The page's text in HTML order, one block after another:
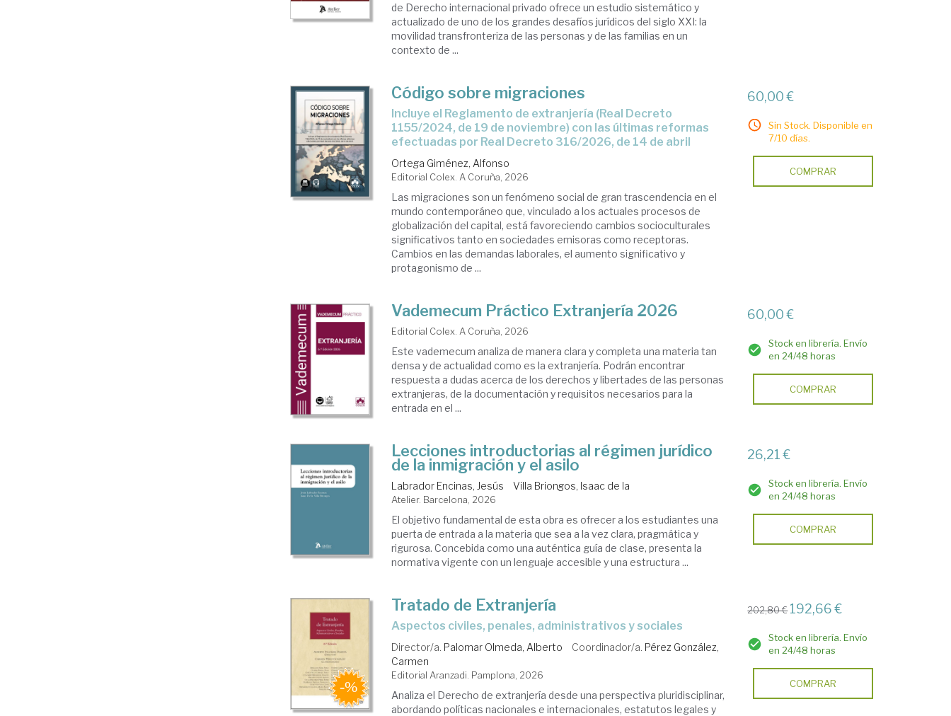
de Derecho internacional privado ofrece un estudio sistemático y
actualizado de uno de los grandes desafíos jurídicos del siglo XXI: la
movilidad transfronteriza de las personas y de las familias en un
contexto de ...
Código sobre migraciones
Incluye el Reglamento de extranjería (Real Decreto
1155/2024, de 19 de noviembre) con las últimas reformas
efectuadas por Real Decreto 316/2026, de 14 de abril
Ortega Giménez, Alfonso
Editorial Colex. A Coruña, 2026
Las migraciones son un fenómeno social de gran trascendencia en el
mundo contemporáneo que, vinculado a los actuales procesos de
globalización del capital, está favoreciendo cambios socioculturales
significativos tanto en sociedades emisoras como receptoras.
Cambios en las demandas laborales, el aumento significativo y
protagonismo de ...
60,00 €
Sin Stock. Disponible en
7/10 días.
COMPRAR
Vademecum Práctico Extranjería 2026
Editorial Colex. A Coruña, 2026
Este vademecum analiza de manera clara y completa una materia tan
densa y de actualidad como es la extranjería. Podrán encontrar
respuesta a dudas acerca de los derechos y libertades de las personas
extranjeras, de la documentación y requisitos necesarios para la
entrada en el ...
60,00 €
Stock en librería. Envío
en 24/48 horas
COMPRAR
Lecciones introductorias al régimen jurídico
de la inmigración y el asilo
Labrador Encinas, Jesús Villa Briongos, Isaac de la
Atelier. Barcelona, 2026
El objetivo fundamental de esta obra es ofrecer a los estudiantes una
puerta de entrada a la materia que sea a la vez clara, pragmática y
rigurosa. Concebida como una auténtica guía de clase, presenta la
normativa vigente con un lenguaje accesible y una estructura ...
26,21 €
Stock en librería. Envío
en 24/48 horas
COMPRAR
Tratado de Extranjería
Aspectos civiles, penales, administrativos y sociales
Director/a. Palomar Olmeda, Alberto Coordinador/a. Pérez González,
Carmen
Editorial Aranzadi. Pamplona, 2026
Analiza el Derecho de extranjería desde una perspectiva pluridisciplinar,
abordando políticas nacionales e internacionales, estatutos legales y
202,80 € 192,66 €
Stock en librería. Envío
en 24/48 horas
COMPRAR